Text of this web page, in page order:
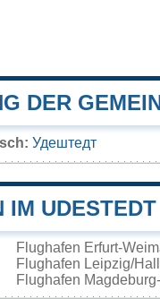
DER
Удештедт
IM UDESTEDT
Flughafen Erfurt-
Flughafen Leipzig/
Flughafen